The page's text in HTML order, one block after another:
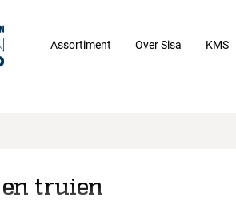
Assortiment Over Sisa KMS
truien